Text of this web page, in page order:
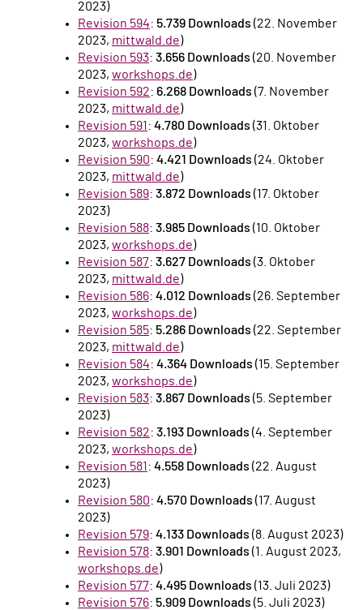
2023)
Revision 594: 5.739 Downloads (22. November
2023, mittwald.de)
Revision 593: 3.656 Downloads (20. November
2023, workshops.de)
Revision 592: 6.268 Downloads (7. November
2023, mittwald.de)
Revision 591: 4.780 Downloads (31. Oktober
2023, workshops.de)
Revision 590: 4.421 Downloads (24. Oktober
2023, mittwald.de)
Revision 589: 3.872 Downloads (17. Oktober
2023)
Revision 588: 3.985 Downloads (10. Oktober
2023, workshops.de)
Revision 587: 3.627 Downloads (3. Oktober
2023, mittwald.de)
Revision 586: 4.012 Downloads (26. September
2023, workshops.de)
Revision 585: 5.286 Downloads (22. September
2023, mittwald.de)
Revision 584: 4.364 Downloads (15. September
2023, workshops.de)
Revision 583: 3.867 Downloads (5. September
2023)
Revision 582: 3.193 Downloads (4. September
2023, workshops.de)
Revision 581: 4.558 Downloads (22. August
2023)
Revision 580: 4.570 Downloads (17. August
2023)
Revision 579: 4.133 Downloads (8. August 2023)
Revision 578: 3.901 Downloads (1. August 2023,
workshops.de)
Revision 577: 4.495 Downloads (13. Juli 2023)
Revision 576: 5.909 Downloads (5. Juli 2023)